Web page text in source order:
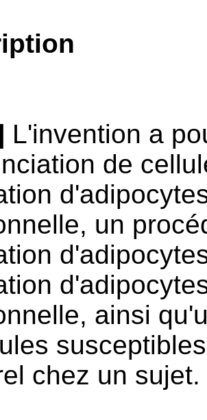
L'invention a
de
un
ainsi
chez un sujet.